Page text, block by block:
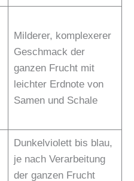
Milderer, komplexerer
Geschmack der
ganzen Frucht mit
leichter Erdnote von
Samen und Schale
Dunkelviolett bis blau,
je nach Verarbeitung
der ganzen Frucht